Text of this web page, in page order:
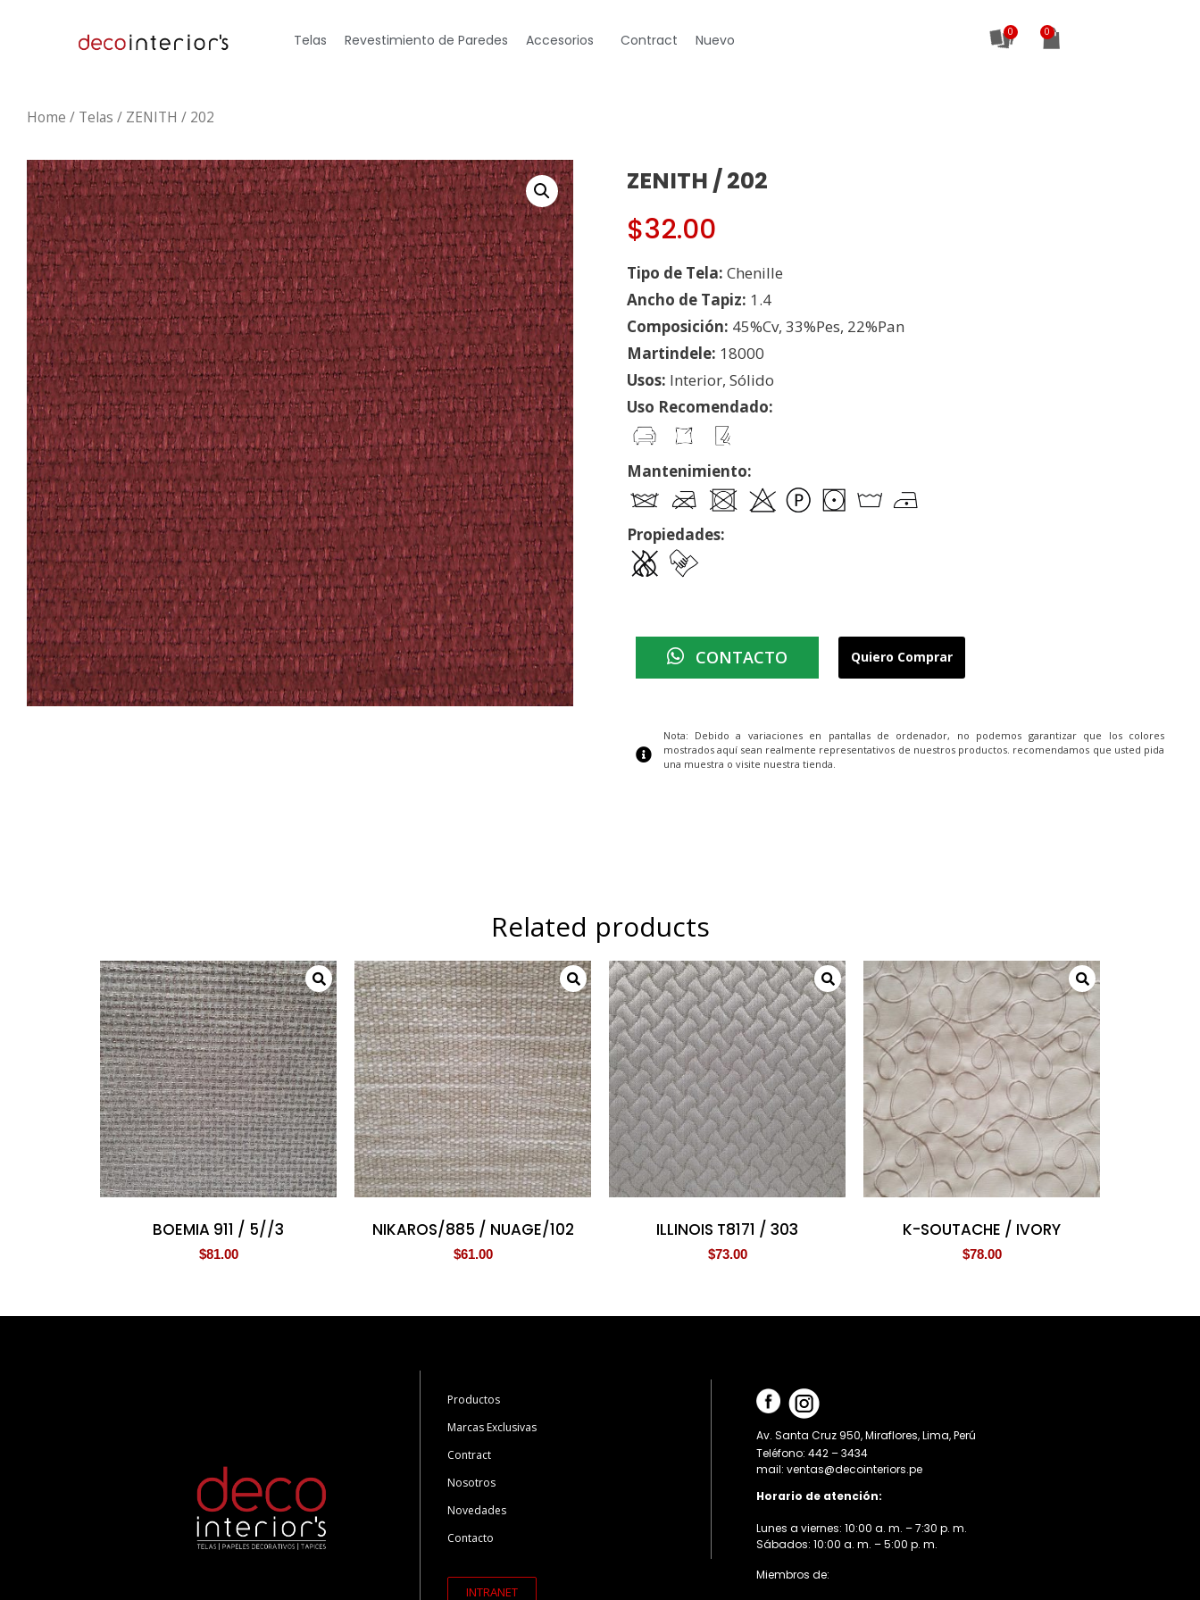
Telas Revestimiento de Paredes Accesorios Contract Nuevo 0
Home / Telas / ZENITH / 202
ZENITH / 202
$32.00
Tipo de Tela: Chenille
Ancho de Tapiz: 1.4
Composición: 45%Cv, 33%Pes, 22%Pan
Martindele: 18000
Usos: Interior, Sólido
Uso Recomendado:
Mantenimiento:
Propiedades:
CONTACTO Quiero Comprar
Nota: Debido a variaciones en pantallas de ordenador, no podemos garantizar que los colores
mostrados aquí sean realmente representativos de nuestros productos. recomendamos que usted pida
una muestra o visite nuestra tienda.
Related products
BOEMIA 911 / 5//3
$81.00
NIKAROS/885 / NUAGE/102
$61.00
ILLINOIS T8171 / 303
$73.00
K-SOUTACHE / IVORY
$78.00
Productos
Marcas Exclusivas
Contract
Nosotros
Novedades
Contacto
INTRANET
Av. Santa Cruz 950, Miraflores, Lima, Perú
Teléfono: 442 – 3434
mail: ventas@decointeriors.pe
Horario de atención:
Lunes a viernes: 10:00 a. m. – 7:30 p. m.
Sábados: 10:00 a. m. – 5:00 p. m.
Miembros de: